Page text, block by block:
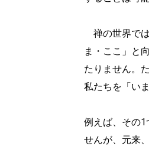
禅の世界で
ま・ここ」と
たりません。
私たちを「い
例えば、その1
せんが、元来